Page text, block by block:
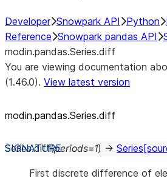
Developer Snowpark API Python
Reference Snowpark pandas API
modin.pandas.Series.diff
You are viewing documentation
(1.46.0). View latest version
modin.pandas.Series.diff
Series.diff(periods=1) → Series
First discrete difference of